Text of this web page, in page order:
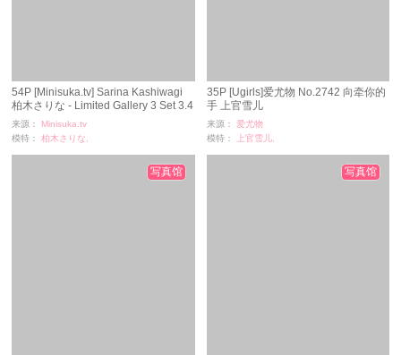
54P [Minisuka.tv] Sarina Kashiwagi
柏木さりな - Limited Gallery 3 Set 3.4
来源：
Minisuka.tv
模特：
柏木さりな,
35P [Ugirls]爱尤物 No.2742 向牵你的
手 上官雪儿
来源：
爱尤物
模特：
上官雪儿,
写真馆 写真馆